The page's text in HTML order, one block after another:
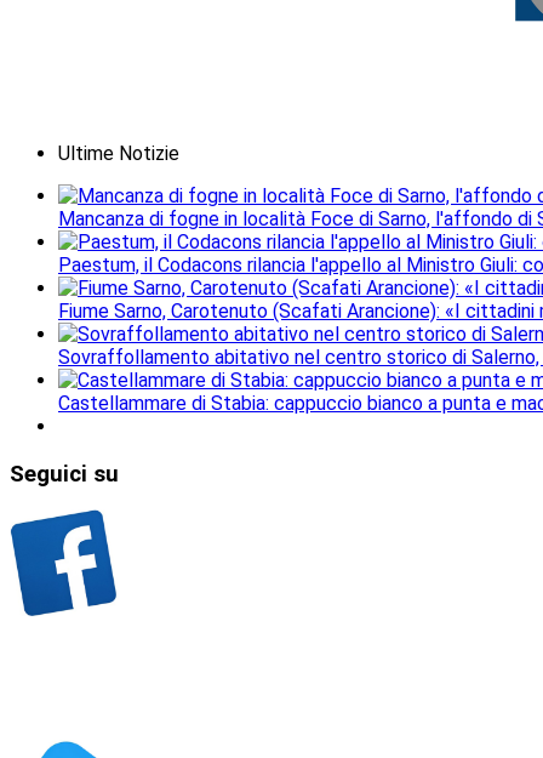
Ultime Notizie
Mancanza di fogne in località Foce di Sarno, l'affondo di
Paestum, il Codacons rilancia l'appello al Ministro Giuli:
Fiume Sarno, Carotenuto (Scafati Arancione): «I
Sovraffollamento abitativo nel centro storico di
Castellammare di Stabia: cappuccio bianco a punta e
Seguici su